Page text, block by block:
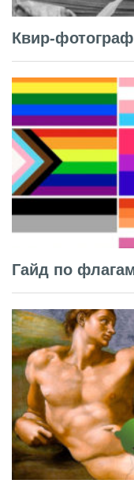
Квир-
Гайд по